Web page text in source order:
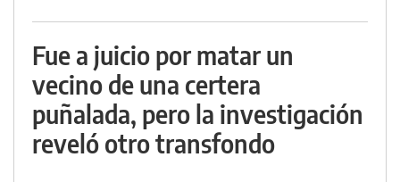
Fue a juicio por matar un
vecino de una certera
puñalada, pero la investigación
reveló otro transfondo